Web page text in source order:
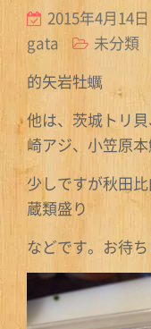
2015年4月14日
gata
未分類
的矢岩牡蠣
他は、茨城トリ
崎アジ、小笠原
少しですが秋田
蔵類盛り
などです。お待